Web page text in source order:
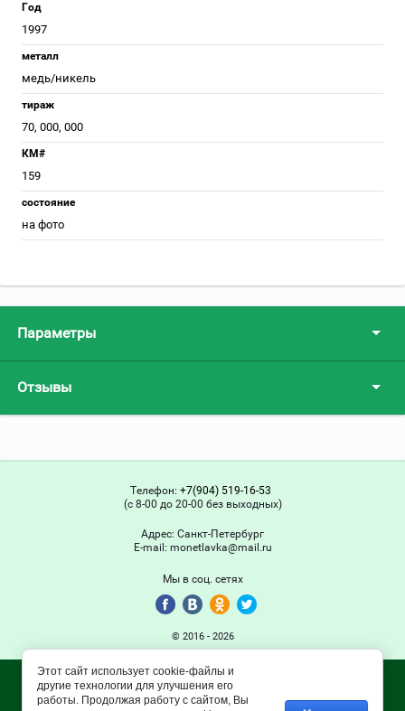
Год
1997
металл
медь/никель
тираж
70, 000, 000
КМ#
159
состояние
на фото
Параметры
Отзывы
Телефон: +7(904) 519-16-53
(с 8-00 до 20-00 без выходных)
Адрес: Санкт-Петербург
Е-mail: monetlavka@mail.ru
Мы в соц. сетях
© 2016 - 2026
Этот сайт использует cookie-файлы и
другие технологии для улучшения его
работы. Продолжая работу с сайтом, Вы